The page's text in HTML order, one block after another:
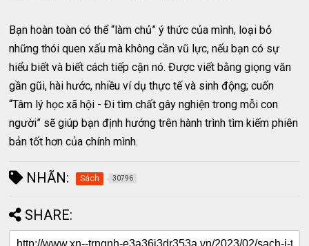
Bạn hoàn toàn có thể “làm chủ” ý thức của mình, loại bỏ
những thói quen xấu mà không cần vũ lực, nếu bạn có sự
hiểu biết và biết cách tiếp cận nó. Được viết bằng giọng văn
gần gũi, hài hước, nhiều ví dụ thực tế và sinh động; cuốn
“Tâm lý học xã hội - Đi tìm chất gây nghiện trong mỗi con
người” sẽ giúp bạn định hướng trên hành trình tìm kiếm phiên
bản tốt hơn của chính mình.
NHÃN: Sách 30796
SHARE: